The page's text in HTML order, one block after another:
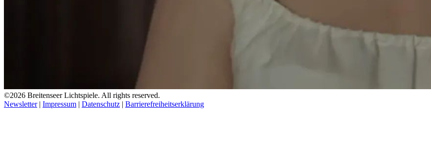
©2026 Breitenseer Lichtspiele. All rights reserved.
Newsletter| Impressum | Datenschutz | Barrierefreiheitserklärung